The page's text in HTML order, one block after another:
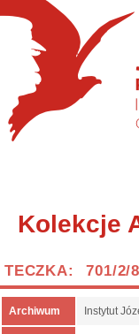
Kolekcje
TECZKA: 701/2/
Archiwum Instytut